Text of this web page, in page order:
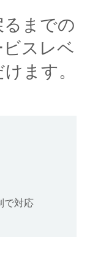
までの
スレベ
ます。
で対応